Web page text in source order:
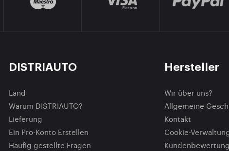
DISTRIAUTO
Land
Warum DISTRIAUTO?
Lieferung
Ein Pro-Konto Erstellen
Häufig gestellte Fragen
Hersteller
Wir über uns?
Allgemeine
Kontakt
Cookie-